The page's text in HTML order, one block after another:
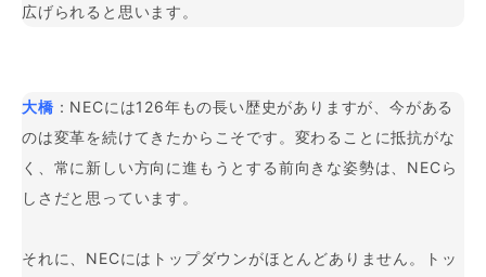
広げられると思います。
大橋 ：NECには126年もの長い歴史がありますが、今がある
のは変革を続けてきたからこそです。変わることに抵抗がな
く、常に新しい方向に進もうとする前向きな姿勢は、NECら
しさだと思っています。
それに、NECにはトップダウンがほとんどありません。トッ